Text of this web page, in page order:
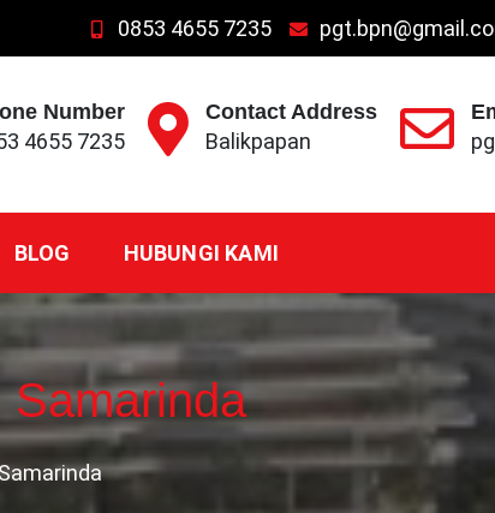
0853 4655 7235
Number
4655 7235
Contact Address
Balikpapan
BLOG HUBUNGI KAMI
Samarinda